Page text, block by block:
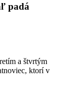
padá
a štvrtým
ktorí v